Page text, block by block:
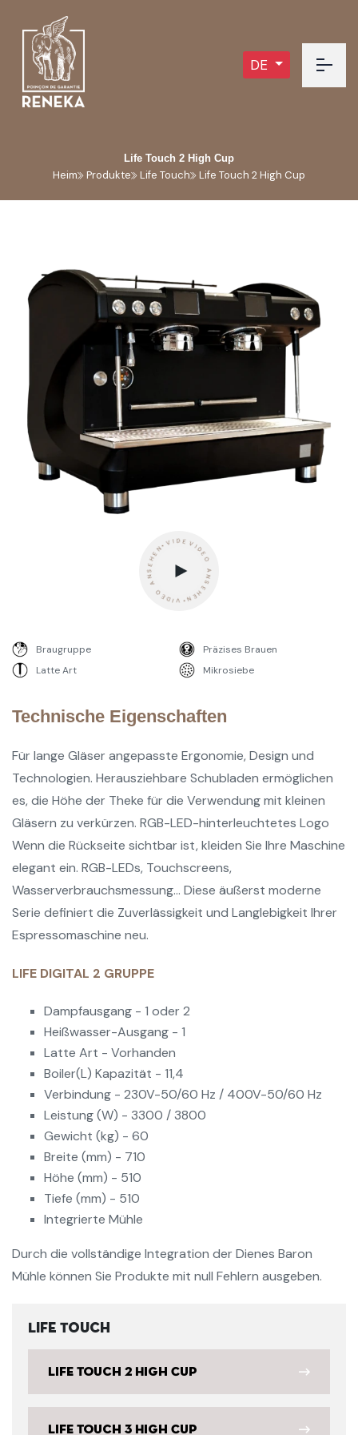
DE
Life Touch 2 High Cup
Heim Produkte Life Touch Life Touch 2 High Cup
VIDEO ANSEHEN•VIDEO ANSEHEN•VIDEO ANSEHEN -
Braugruppe
Präzises Brauen
Latte Art
Mikrosiebe
Technische Eigenschaften
Für lange Gläser angepasste Ergonomie, Design und
Technologien. Herausziehbare Schubladen ermöglichen
es, die Höhe der Theke für die Verwendung mit kleinen
Gläsern zu verkürzen. RGB-LED-hinterleuchtetes Logo
Wenn die Rückseite sichtbar ist, kleiden Sie Ihre Maschine
elegant ein. RGB-LEDs, Touchscreens,
Wasserverbrauchsmessung... Diese äußerst moderne
Serie definiert die Zuverlässigkeit und Langlebigkeit Ihrer
Espressomaschine neu.
LIFE DIGITAL 2 GRUPPE
Dampfausgang - 1 oder 2
Heißwasser-Ausgang - 1
Latte Art - Vorhanden
Boiler(L) Kapazität - 11,4
Verbindung - 230V-50/60 Hz / 400V-50/60 Hz
Leistung (W) - 3300 / 3800
Gewicht (kg) - 60
Breite (mm) - 710
Höhe (mm) - 510
Tiefe (mm) - 510
Integrierte Mühle
Durch die vollständige Integration der Dienes Baron
Mühle können Sie Produkte mit null Fehlern ausgeben.
Life Touch
Life Touch 2 High Cup
Life Touch 3 High Cup